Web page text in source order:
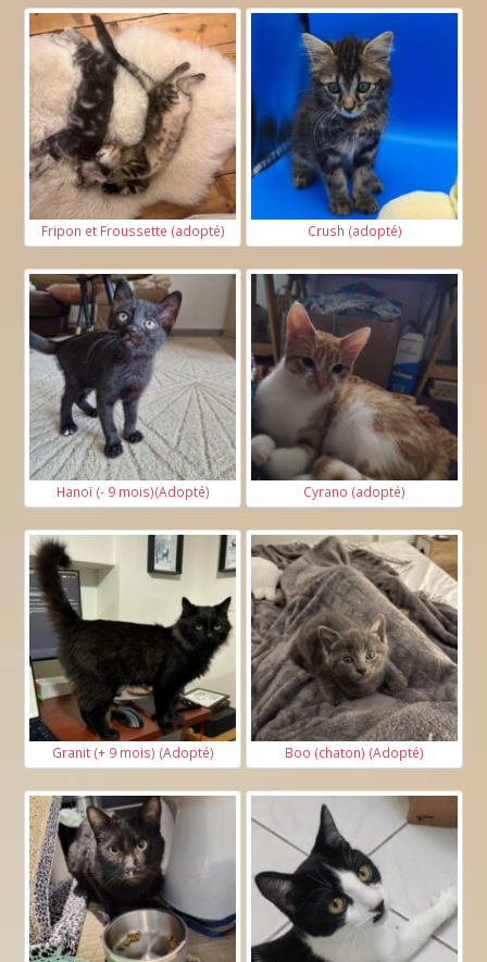
Fripon et Froussette (adopté) Crush (adopté)
Hanoï (- 9 mois)(Adopté) Cyrano (adopté)
Granit (+ 9 mois) (Adopté) Boo (chaton) (Adopté)